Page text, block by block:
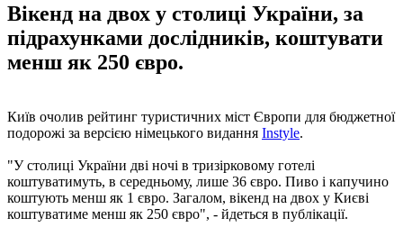
Вікенд на двох у столиці України, за
підрахунками дослідників, коштувати
менш як 250 євро.
Київ очолив рейтинг туристичних міст Європи для бюджетної
подорожі за версією німецького видання Instyle.
"У столиці України дві ночі в тризірковому готелі
коштуватимуть, в середньому, лише 36 євро. Пиво і капучино
коштують менш як 1 євро. Загалом, вікенд на двох у Києві
коштуватиме менш як 250 євро", - йдеться в публікації.